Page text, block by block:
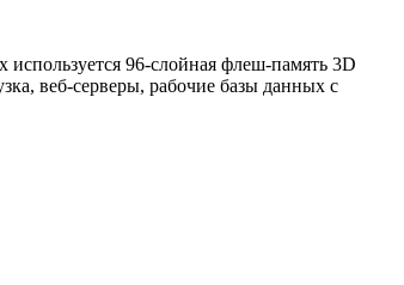
используется 96-слойная флеш-память 3D
веб-серверы, рабочие базы данных с